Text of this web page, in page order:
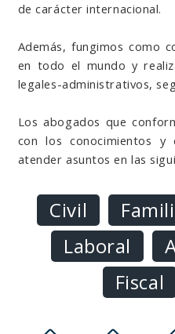
de carácter internacional.
Además, fungimos como
en todo el mundo y
legales-administrativos,
Los abogados que
con los conocimientos y
atender asuntos en las
Civil
Laboral
Fiscal